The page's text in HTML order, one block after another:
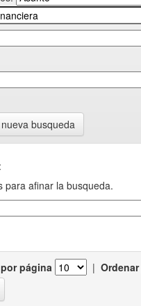
busqueda
para afinar la busqueda.
página |